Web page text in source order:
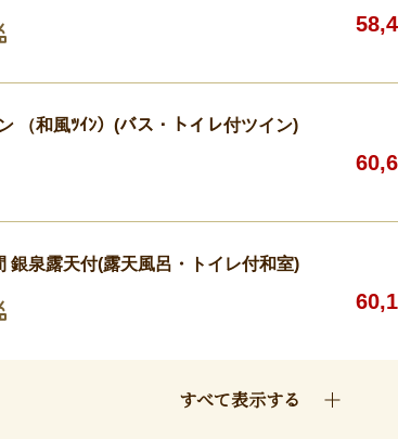
（和風ﾂｲﾝ）(バス・トイレ付ツイン)
銀泉露天付(露天風呂・トイレ付和室)
すべて表示する